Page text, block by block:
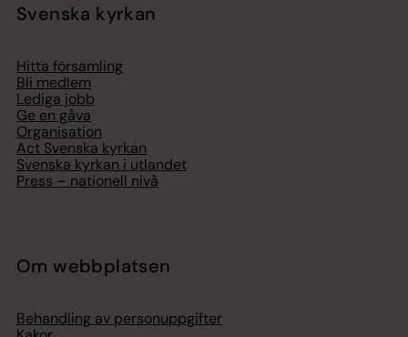
Svenska kyrkan
Hitta församling
Bli medlem
Lediga jobb
Ge en gåva
Organisation
Act Svenska kyrkan
Svenska kyrkan i utlandet
Press – nationell nivå
Om webbplatsen
Behandling av personuppgifter